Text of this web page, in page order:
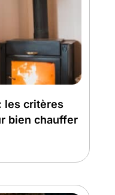
les critères
bien chauffer